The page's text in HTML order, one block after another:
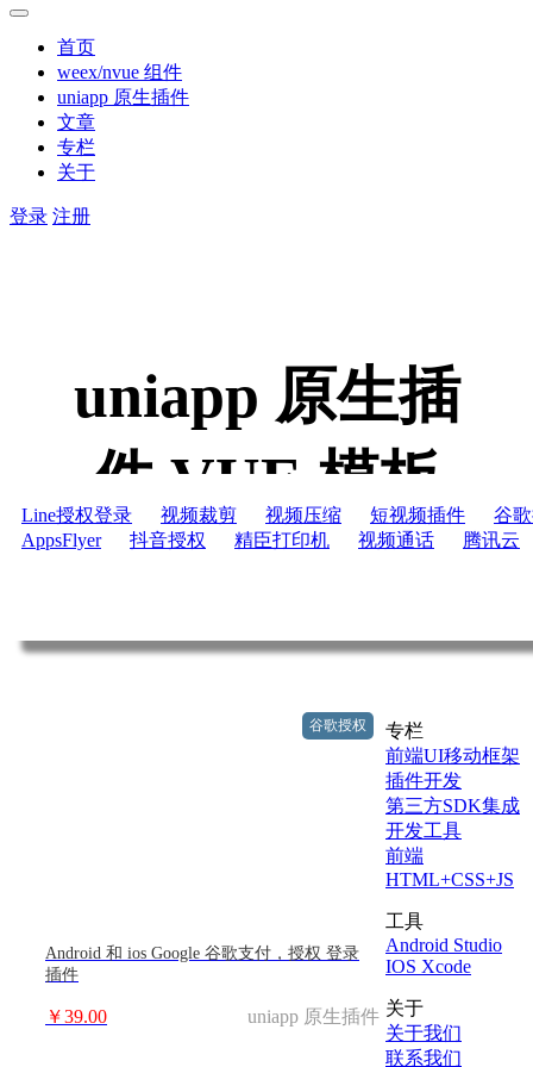
首页
weex/nvue 组件
uniapp 原生插件
文章
专栏
关于
登录 注册
uniapp 原生插
件,VUE 模板
Line授权登录 视频裁剪 视频压缩 短视频插件
谷
AppsFlyer
抖音授权 精臣打印机 视频通话 腾讯云
谷歌授权
Android 和 ios Google 谷歌支付，授权 登录
插件
uniapp 原生插件
￥39.00
专栏
前端UI移动框架
插件开发
第三方SDK集成
开发工具
前端
HTML+CSS+JS
工具
Android Studio
IOS Xcode
关于
关于我们
联系我们